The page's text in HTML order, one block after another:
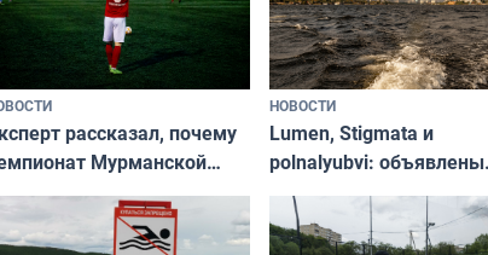
рассказал, почему
Мурманской
по футболу остался
незамеченным
НОВОСТИ
Lumen, Stigmata и
polnalyubvi: объявлены
хедлайнеры фестиваля
«Имандра» в 2026 года